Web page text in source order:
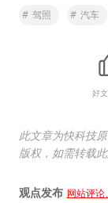
# 驾照 # 汽车
好
此文章为快科技
版权，如需转载
观点发布 网站评论